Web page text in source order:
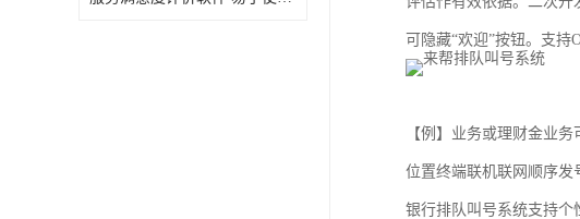
可隐藏“欢迎”按钮。支持
【例】业务或理财金业
位置终端联机联网顺序发
银行排队叫号系统支持个